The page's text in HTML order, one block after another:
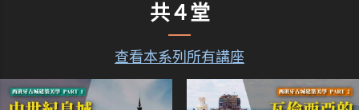
共４堂
查看本系列所有講座